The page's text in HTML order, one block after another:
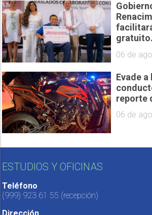
06 de
Evade
reporte
06 de
ESTUDIOS Y OFICINAS
Teléfono
(999) 923 61 55 (recepción)